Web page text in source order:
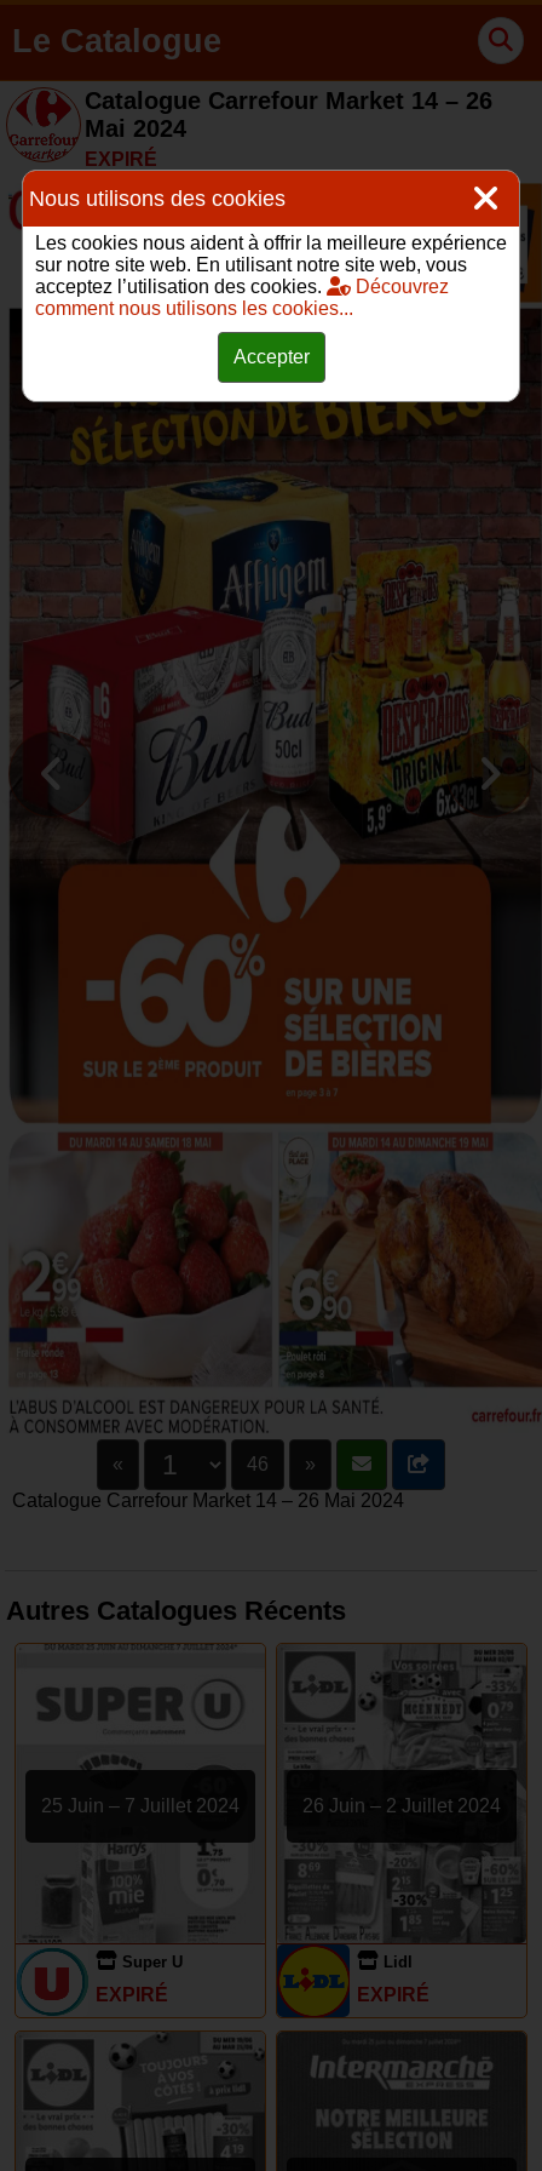
Le Catalogue
Catalogue Carrefour Market 14 – 26
Mai 2024
EXPIRÉ
« 46
»
Catalogue Carrefour Market 14 – 26 Mai 2024
Autres Catalogues Récents
25 Juin – 7 Juillet 2024
Super U
EXPIRÉ
26 Juin – 2 Juillet 2024
Lidl
EXPIRÉ
Nous utilisons des cookies
Les cookies nous aident à offrir la meilleure expérience
sur notre site web. En utilisant notre site web, vous
acceptez l’utilisation des cookies.
Découvrez
comment nous utilisons les cookies...
Accepter